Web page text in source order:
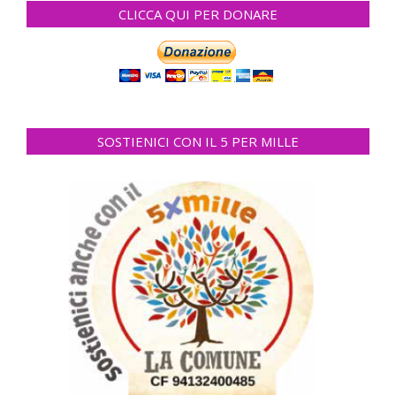
CLICCA QUI PER DONARE
SOSTIENICI CON IL 5 PER MILLE